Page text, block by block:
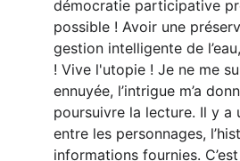
démocratie participative
possible ! Avoir une
gestion intelligente de
! Vive l'utopie ! Je ne me
ennuyée, l’intrigue m’a
poursuivre la lecture. Il y a
entre les personnages,
informations fournies. C’est